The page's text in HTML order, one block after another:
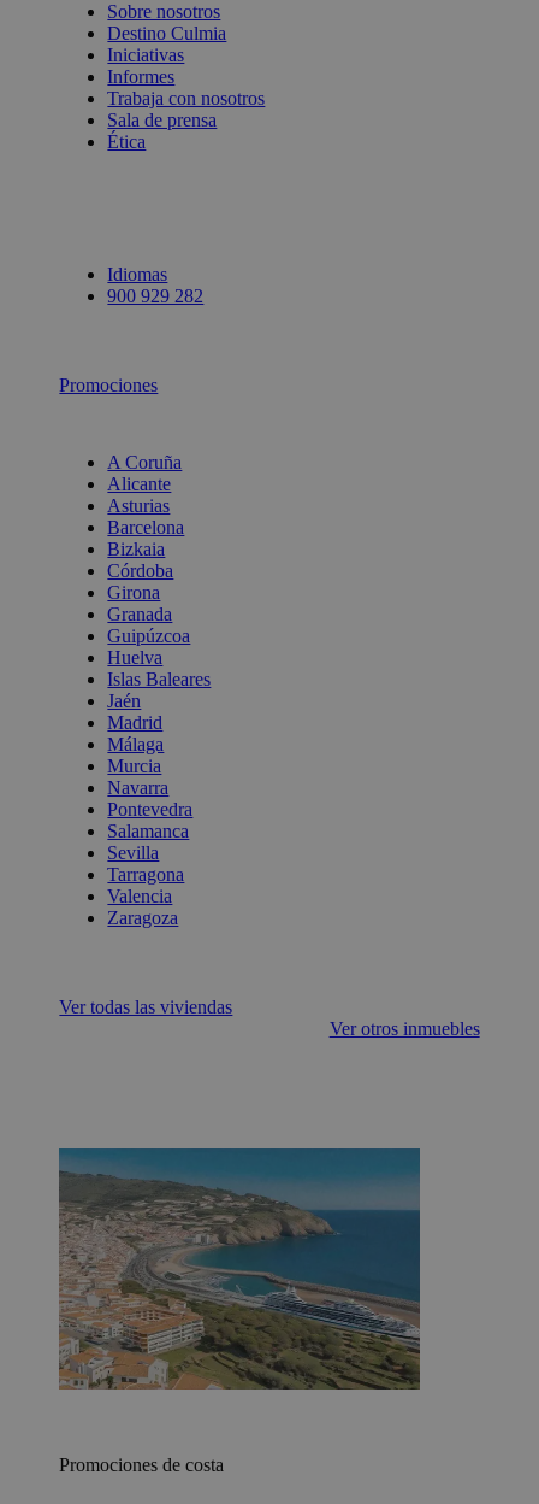
Sobre nosotros
Destino Culmia
Iniciativas
Informes
Trabaja con nosotros
Sala de prensa
Ética
Idiomas
900 929 282
Promociones
A Coruña
Alicante
Asturias
Barcelona
Bizkaia
Córdoba
Girona
Granada
Guipúzcoa
Huelva
Islas Baleares
Jaén
Madrid
Málaga
Murcia
Navarra
Pontevedra
Salamanca
Sevilla
Tarragona
Valencia
Zaragoza
Ver todas las viviendas
Ver otros inmuebles
Promociones de costa